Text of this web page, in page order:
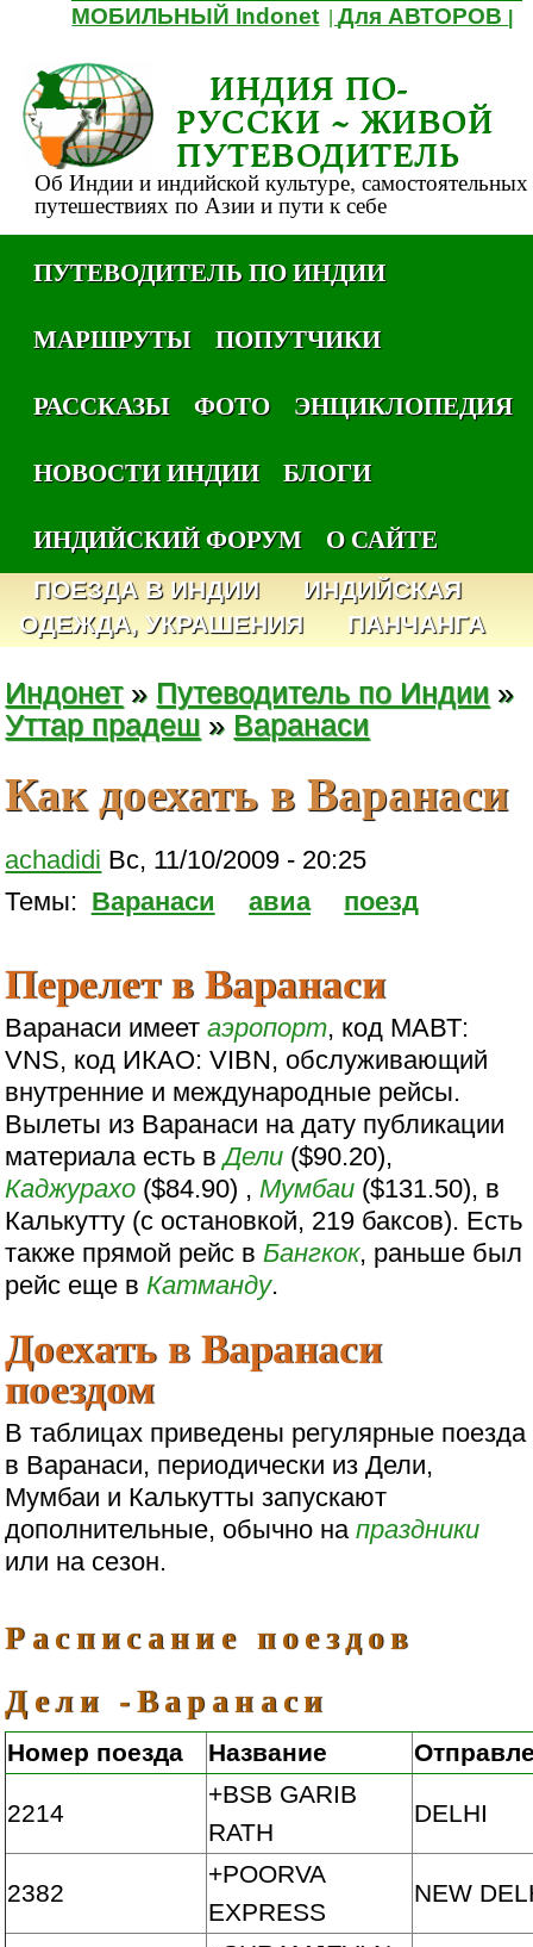
МОБИЛЬНЫЙ Indonet |Для АВТОРОВ
ИНДИЯ ПО-
РУССКИ ~ ЖИВОЙ
ПУТЕВОДИТЕЛЬ
Об Индии и индийской культуре, самостоятельных
путешествиях по Азии и пути к себе
ПУТЕВОДИТЕЛЬ ПО ИНДИИ
МАРШРУТЫ
ПОПУТЧИКИ
РАССКАЗЫ
ФОТО
ЭНЦИКЛОПЕДИЯ
НОВОСТИ ИНДИИ
БЛОГИ
ИНДИЙСКИЙ ФОРУМ
О САЙТЕ
ПОЕЗДА В ИНДИИ
ИНДИЙСКАЯ
ОДЕЖДА, УКРАШЕНИЯ
ПАНЧАНГА
Индонет» Путеводитель по Индии »
Уттар прадеш » Варанаси
Как доехать в Варанаси
achadidi Вс, 11/10/2009 - 20:25
Темы: Варанаси авиа поезд
Перелет в Варанаси
Варанаси имеетаэропорт, код МАВТ:
VNS, код ИКАО: VIBN, обслуживающий
внутренние и международные рейсы.
Вылеты из Варанаси на дату публикации
материала есть вДели ($90.20),
Каджурахо ($84.90) , Мумбаи ($131.50), в
Калькутту (с остановкой, 219 баксов). Есть
также прямой рейс в Бангкок, раньше был
рейс еще в Катманду.
Доехать в Варанаси
поездом
В таблицах приведены регулярные поезда
в Варанаси, периодически из Дели,
Мумбаи и Калькутты запускают
дополнительные, обычно напраздники
или на сезон.
Расписание поездов
Дели -Варанаси
Номер поезда Название
2214
+BSB GARIB
RATH
DELHI
2382
+POORVA
EXPRESS
NEW